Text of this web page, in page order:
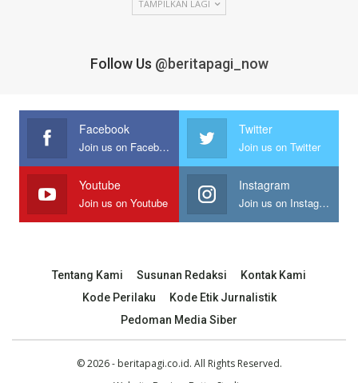
TAMPILKAN LAGI
Follow Us @beritapagi_now
Facebook
Join us on Facebook
Twitter
Join us on Twitter
Youtube
Join us on Youtube
Instagram
Join us on Instagram
Tentang Kami Susunan Redaksi
Kontak Kami
Kode Perilaku
Kode Etik Jurnalistik
Pedoman Media Siber
© 2026 - beritapagi.co.id. All Rights Reserved.